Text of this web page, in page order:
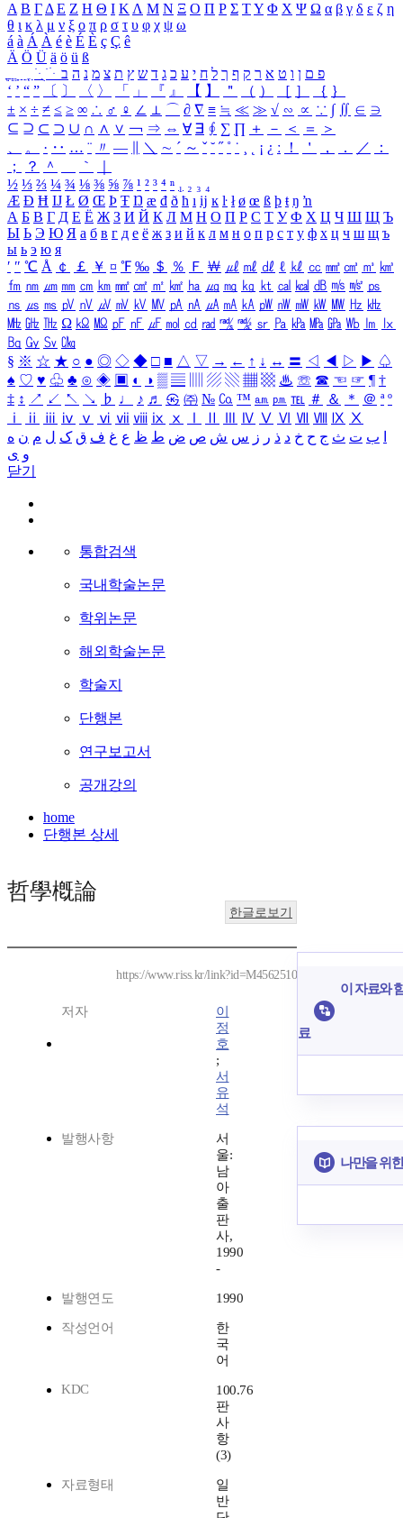
Α Β ΓΔ Ε Ζ Η Θ Ι ΚΛ Μ Ν Ξ Ο Π Ρ Σ ΤΥ Φ Χ Ψ Ω α β γ δ ε ζ η
θ ι κ λ μ ν ξ ο π ρ σ τ υ φ χ ψ ω
á à Á À é è É È ç Ç ê
Ä Ö Ü ä ö ü ß
ִֶֹ ֻּ ׁׂ פ ם ן ו ט א ר ק ף ך ל ח י ע כ ג ד ש ץ ת צ מ נ ה ב
‘ ’ “ ” 〔 〕 〈 〉 「 」 『 』 【 】 ＂ （ ） ［ ］ ｛ ｝
± × ÷ ≠ ≤ ≥ ∞ ∴ ♂ ♀ ∠ ⊥ ⌒ ∂ ∇ ≡ ≒ ≪ ≫ √ ∽ ∝ ∵ ∫ ∬ ∈ ∋
⊆ ⊇ ⊂ ⊃ ∪ ∩ ∧ ∨ ￢ ⇒ ⇔ ∀ ∃ ∮ ∑ ∏ ＋ － ＜ ＝
＞
、
。 · ‥ … ¨ 〃 ― ＼ ∼ ´ ～ ˇ ˘ ˝ ˚ ˙ ¸ ¡ ¿ ː ！ ＇ ， ． ／
：
；
？ ＾ ｀
½ ⅓ ⅔ ¼ ¾ ⅛ ⅜ ⅝ ⅞ ¹ ² ³ ⁴ ⁿ ₁ ₂ ₃ ₄
Æ Ð Ħ Ĳ Ł Ø Œ Þ Ŧ Ŋ æ đ ð ħ ı ĳ ĸ ŀ ł ø œ ß þ ŧ ŋ ŉ
А Б В Г Д Е Ё Ж З И Й К Л М Н О П Р С Т У Ф Х Ц Ч Ш Щ Ъ
Ы Ь Э Ю Я а б в г д е ё ж з и й к л м н о п р с т у ф х ц ч ш щ ъ
ы ь э ю я
′ ″ ℃ Å ￠ ￡ ￥ ¤ ℉ ‰ ＄ ％ Ｆ ￦ ㎕ ㎖ ㎗ ℓ ㎘ ㏄ ㎣ ㎤ ㎥ ㎦
㎙ ㎚ ㎛ ㎜ ㎝ ㎞ ㎟ ㎠ ㎡ ㎢ ㏊ ㎍ ㎎ ㎏ ㏏ ㎈ ㎉ ㏈ ㎧ ㎨ ㎰
㎱ ㎲ ㎳ ㎴ ㎵ ㎶ ㎷ ㎸ ㎹ ㎀ ㎁ ㎂ ㎃ ㎄ ㎺ ㎻ ㎽ ㎾ ㎿ ㎐ ㎑
㎒ ㎓ ㎔ Ω ㏀ ㏁ ㎊ ㎋ ㎌ ㏖ ㏅ ㎭ ㎮ ㎯ ㏛ ㎩ ㎪ ㎫ ㎬ ㏝ ㏐
㏓
㏃ ㏉ ㏜ ㏆
§ ※ ☆ ★ ○ ● ◎ ◇ ◆ □ ■ △ ▽ → ← ↑ ↓ ↔ 〓 ◁ ◀ ▷ ▶ ♤
♠ ♡ ♥ ♧ ♣ ⊙ ◈ ▣ ◐ ◑ ▒ ▤ ▨ ▧ ▦ ▩ ♨ ☏ ☎ ☜ ☞ ¶ †
‡ ↕ ↗ ↙ ↖ ↘ ♭ ♩ ♪ ♬ ㉿ ㈜ № ㏇ ™ ㏂ ㏘ ℡ ＃ ＆ ＊ ＠ ª º
ⅰ
ⅱ ⅲ ⅳ ⅴ ⅵ ⅶ ⅷ ⅸ ⅹ Ⅳ Ⅴ Ⅵ Ⅶ Ⅷ Ⅸ Ⅹ
ب ت ث ج ح خ د ذ ر ز س ش ص ض ط ظ ع غ ف ق ک ل م ن ه
و ی
닫기
통합검색
국내학술논문
학위논문
해외학술논문
학술지
단행본
연구보고서
공개강의
home
단행본 상세
哲學槪論
한글로보기
https://www.riss.kr/link?id=M4562510
저자
이
정
호
;
서
유
석
발행사항
서
울:
남
아
출
판
사,
1990
-
발행연도 1990
작성언어
한
국
어
KDC
100.76
판
사
항
(3)
자료형태
일
반
이 자료와
료
나만을 위